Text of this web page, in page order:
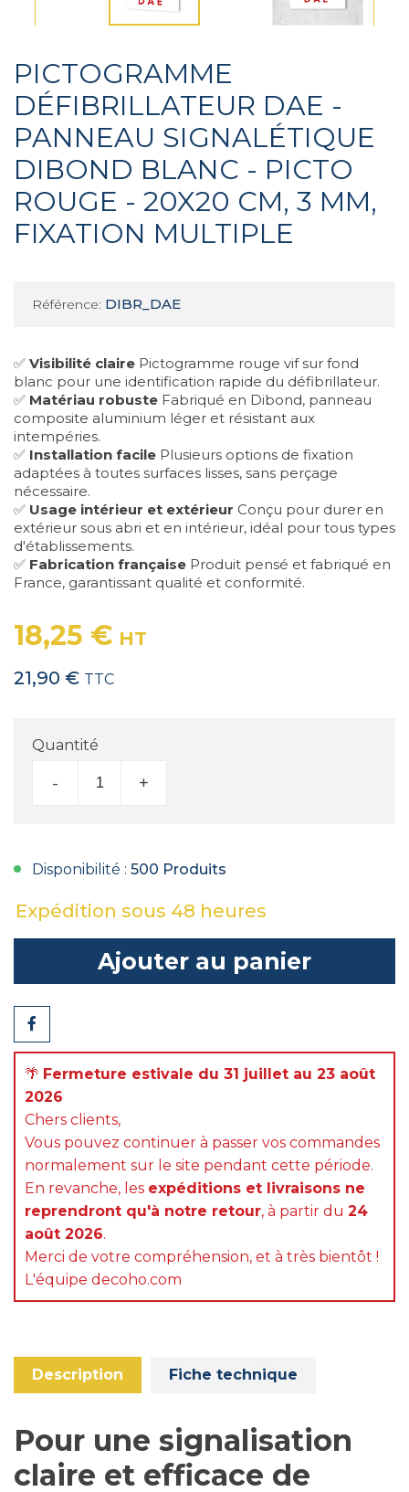
PICTOGRAMME
DÉFIBRILLATEUR DAE -
PANNEAU SIGNALÉTIQUE
DIBOND BLANC - PICTO
ROUGE - 20X20 CM, 3 MM,
FIXATION MULTIPLE
Référence: DIBR_DAE
✅ Visibilité claire Pictogramme rouge vif sur fond
blanc pour une identification rapide du défibrillateur.
✅ Matériau robuste Fabriqué en Dibond, panneau
composite aluminium léger et résistant aux
intempéries.
✅ Installation facile Plusieurs options de fixation
adaptées à toutes surfaces lisses, sans perçage
nécessaire.
✅ Usage intérieur et extérieur Conçu pour durer en
extérieur sous abri et en intérieur, idéal pour tous types
d'établissements.
✅ Fabrication française Produit pensé et fabriqué en
France, garantissant qualité et conformité.
18,25 € HT
21,90 € TTC
Quantité
- +
Disponibilité : 500 Produits
Expédition sous 48 heures
Ajouter au panier
Partager
🌴 Fermeture estivale du 31 juillet au 23 août
2026
Chers clients,
Vous pouvez continuer à passer vos commandes
normalement sur le site pendant cette période.
En revanche, les expéditions et livraisons ne
reprendront qu'à notre retour, à partir du 24
août 2026.
Merci de votre compréhension, et à très bientôt !
L'équipe decoho.com
Description Fiche technique
Pour une signalisation
claire et efficace de